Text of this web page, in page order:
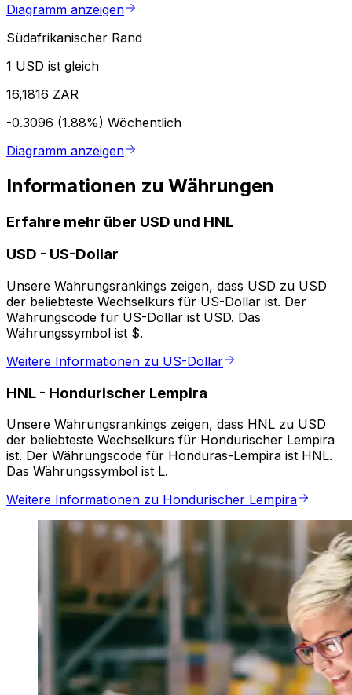
Diagramm anzeigen
Südafrikanischer Rand
1 USD ist gleich
16,1816 ZAR
-0.3096 (1.88%) Wöchentlich
Diagramm anzeigen
Informationen zu Währungen
Erfahre mehr über USD und HNL
USD - US-Dollar
Unsere Währungsrankings zeigen, dass USD zu USD
der beliebteste Wechselkurs für US-Dollar ist. Der
Währungscode für US-Dollar ist USD. Das
Währungssymbol ist $.
Weitere Informationen zu US-Dollar
HNL - Hondurischer Lempira
Unsere Währungsrankings zeigen, dass HNL zu USD
der beliebteste Wechselkurs für Hondurischer Lempira
ist. Der Währungscode für Honduras-Lempira ist HNL.
Das Währungssymbol ist L.
Weitere Informationen zu Hondurischer Lempira